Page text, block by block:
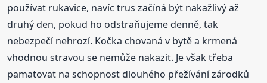
používat rukavice, navíc trus začíná být nakažlivý až
druhý den, pokud ho odstraňujeme denně, tak
nebezpečí nehrozí. Kočka chovaná v bytě a krmená
vhodnou stravou se nemůže nakazit. Je však třeba
pamatovat na schopnost dlouhého přežívání zárodků